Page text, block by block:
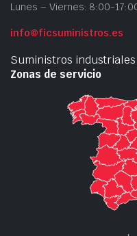
Lunes – Viernes: 8:00-
info@ficsuministros.es
Suministros
Zonas de servicio